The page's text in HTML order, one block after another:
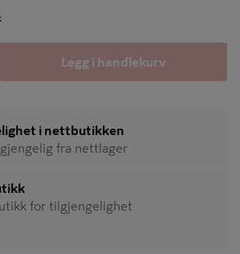
Legg i handlekurv
i nettbutikken
fra nettlager
for tilgjengelighet